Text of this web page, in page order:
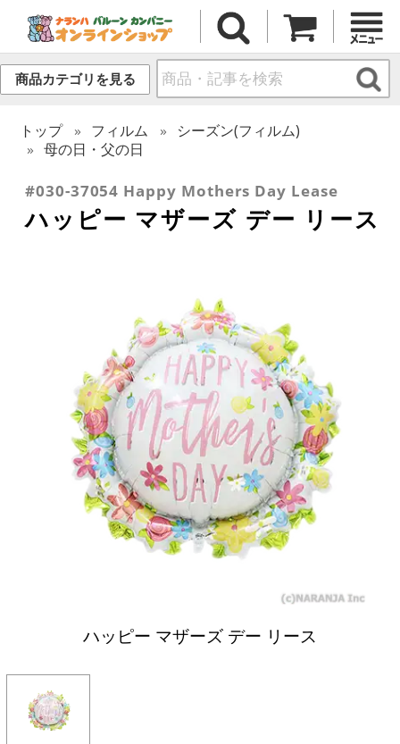
商品カテゴリを見る
トップ フィルム
シーズン(フィルム)
母の日・父の日
#030-37054 Happy Mothers Day Lease
ハッピー マザーズ デー リース
ハッピー マザーズ デー リース